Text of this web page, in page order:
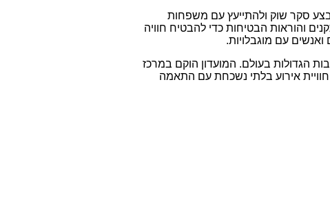
סקר שוק ולהתייעץ עם משפחות
והוראות הבטיחות כדי להבטיח חוויה
עם מוגבלויות.
הגדולות בעולם. המועדון הוקם במרכז
חוויית אירוע בלתי נשכחת עם התאמה